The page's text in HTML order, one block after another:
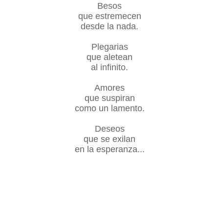
Besos
que estremecen
desde la nada.
Plegarias
que aletean
al infinito.
Amores
que suspiran
como un lamento.
Deseos
que se exilan
en la esperanza...